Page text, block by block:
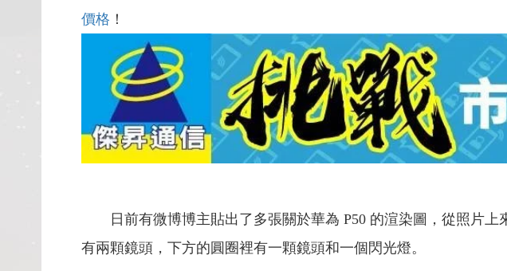
價格 ！
日前有微博博主貼出了多張關於華為 P50 的渲染圖，從照片
有兩顆鏡頭，下方的圓圈裡有一顆鏡頭和一個閃光燈。